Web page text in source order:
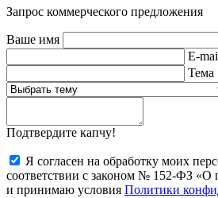
Запрос коммерческого предложения
Ваше имя
E-
Тема
Подтвердите капчу!
Я согласен на обработку моих
соответствии с законом № 152-ФЗ «О
и принимаю условия Политики